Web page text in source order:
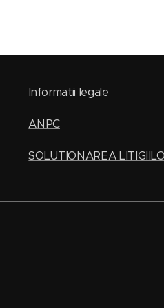
Informatii legale
ANPC
SOLUTIONAREA